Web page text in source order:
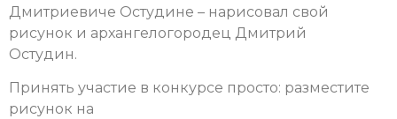
Дмитриевиче Остудине – нарисовал свой
рисунок и архангелогородец Дмитрий
Остудин.
Принять участие в конкурсе просто: разместите
рисунок на